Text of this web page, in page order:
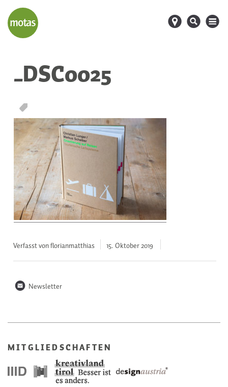
d s M
_DSC0025
T
Verfasst von florianmatthias 15. Oktober2019
n Newsletter
MITGLIEDSCHAFTEN